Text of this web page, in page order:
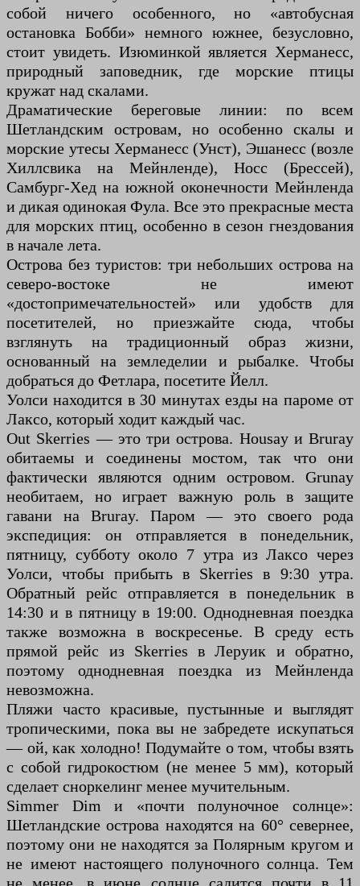
собой ничего особенного, но «автобусная
остановка Бобби» немного южнее, безусловно,
стоит увидеть. Изюминкой является Херманесс,
природный заповедник, где морские птицы
кружат над скалами.
Драматические береговые линии: по всем
Шетландским островам, но особенно скалы и
морские утесы Херманесс (Унст), Эшанесс (возле
Хиллсвика на Мейнленде), Носс (Брессей),
Самбург-Хед на южной оконечности Мейнленда
и дикая одинокая Фула. Все это прекрасные места
для морских птиц, особенно в сезон гнездования
в начале лета.
Острова без туристов: три небольших острова на
северо-востоке не имеют
«достопримечательностей» или удобств для
посетителей, но приезжайте сюда, чтобы
взглянуть на традиционный образ жизни,
основанный на земледелии и рыбалке. Чтобы
добраться до Фетлара, посетите Йелл.
Уолси находится в 30 минутах езды на пароме от
Лаксо, который ходит каждый час.
Out Skerries — это три острова. Housay и Bruray
обитаемы и соединены мостом, так что они
фактически являются одним островом. Grunay
необитаем, но играет важную роль в защите
гавани на Bruray. Паром — это своего рода
экспедиция: он отправляется в понедельник,
пятницу, субботу около 7 утра из Лаксо через
Уолси, чтобы прибыть в Skerries в 9:30 утра.
Обратный рейс отправляется в понедельник в
14:30 и в пятницу в 19:00. Однодневная поездка
также возможна в воскресенье. В среду есть
прямой рейс из Skerries в Леруик и обратно,
поэтому однодневная поездка из Мейнленда
невозможна.
Пляжи часто красивые, пустынные и выглядят
тропическими, пока вы не забредете искупаться
— ой, как холодно! Подумайте о том, чтобы взять
с собой гидрокостюм (не менее 5 мм), который
сделает сноркелинг менее мучительным.
Simmer Dim и «почти полуночное солнце»:
Шетландские острова находятся на 60° севернее,
поэтому они не находятся за Полярным кругом и
не имеют настоящего полуночного солнца. Тем